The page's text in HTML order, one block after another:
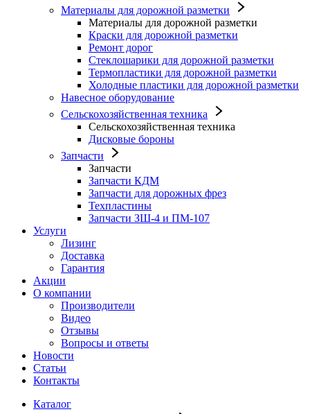
Материалы для дорожной разметки
Материалы для дорожной разметки
Краски для дорожной разметки
Ремонт дорог
Стеклошарики для дорожной разметки
Термопластики для дорожной разметки
Холодные пластики для дорожной разметки
Навесное оборудование
Сельскохозяйственная техника
Сельскохозяйственная техника
Дисковые бороны
Запчасти
Запчасти
Запчасти КДМ
Запчасти для дорожных фрез
Техпластины
Запчасти ЗШ-4 и ПМ-107
Услуги
Лизинг
Доставка
Гарантия
Акции
О компании
Производители
Видео
Отзывы
Вопросы и ответы
Новости
Статьи
Контакты
Каталог